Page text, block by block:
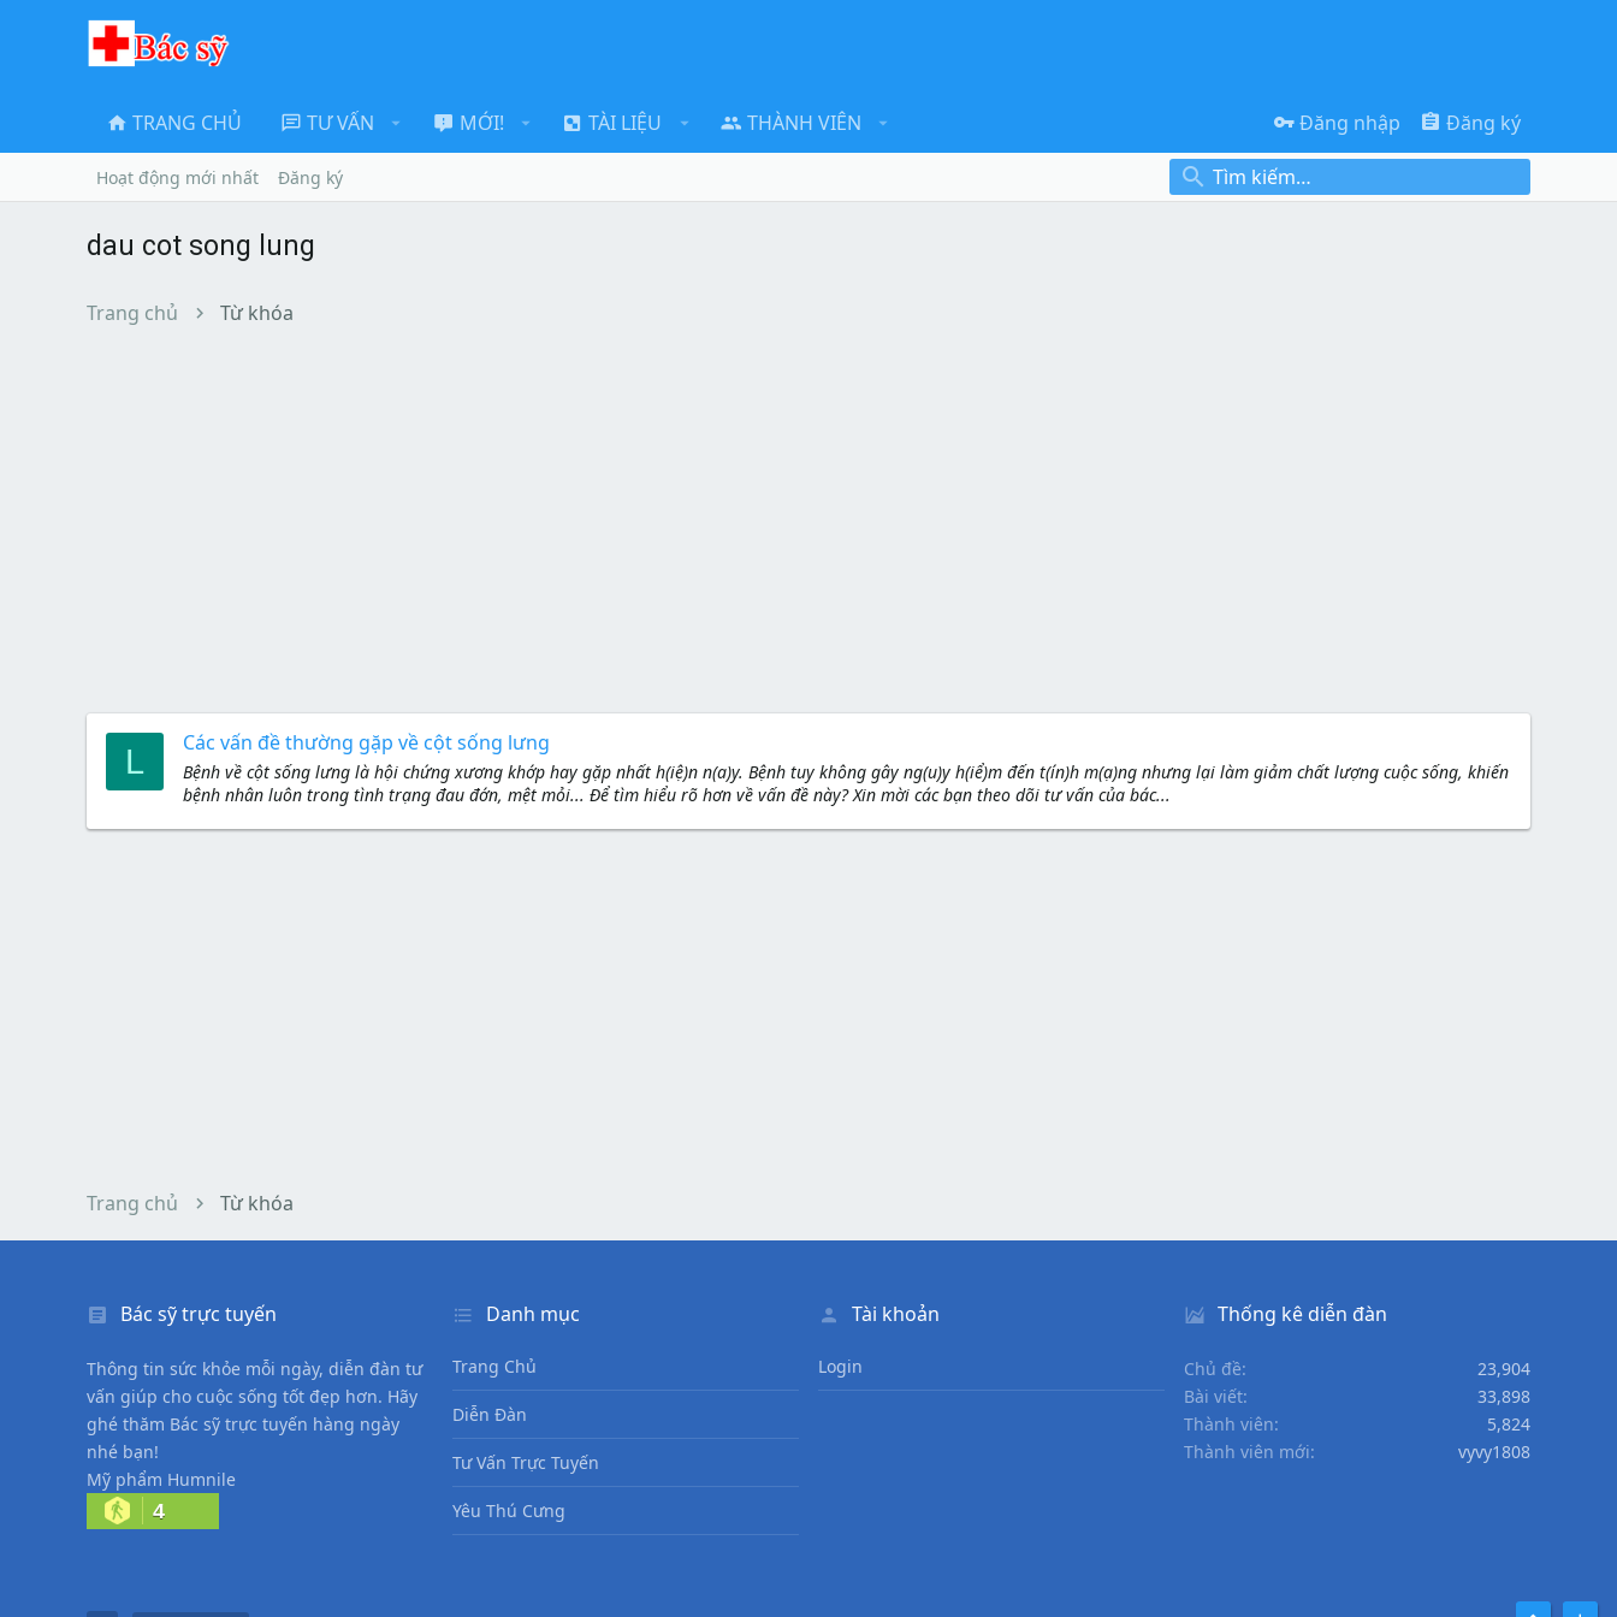
TRANG CHỦ TƯ VẤN MỚI! TÀI LIỆU THÀNH VIÊN Đăng nhập Đăng ký
Hoạt động mới nhất Đăng ký
dau cot song lung
Trang chủ Từ khóa
L Các vấn đề thường gặp về cột sống lưng
Bệnh về cột sống lưng là hội chứng xương khớp hay gặp nhất h(iệ)n n(a)y. Bệnh tuy không gây ng(u)y h(iể)m đến t(ín)h m(ạ)ng nhưng lại làm giảm chất lượng cuộc sống, khiến
bệnh nhân luôn trong tình trạng đau đớn, mệt mỏi... Để tìm hiểu rõ hơn về vấn đề này? Xin mời các bạn theo dõi tư vấn của bác...
Trang chủ Từ khóa
Bác sỹ trực tuyến
Thông tin sức khỏe mỗi ngày, diễn đàn tư
vấn giúp cho cuộc sống tốt đẹp hơn. Hãy
ghé thăm Bác sỹ trực tuyến hàng ngày
nhé bạn!
Mỹ phẩm Humnile
4
Danh mục
Trang Chủ
Diễn Đàn
Tư Vấn Trực Tuyến
Yêu Thú Cưng
Tài khoản
Login
Thống kê diễn đàn
Chủ đề
23,904
Bài viết
33,898
Thành viên
5,824
Thành viên mới
vyvy1808